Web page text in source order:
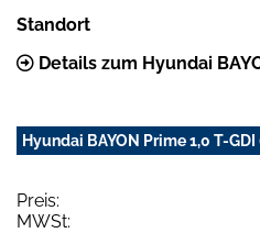
Standort
Details zum Hyundai
Hyundai BAYON Prime 1,0 T-
Preis:
MWSt: